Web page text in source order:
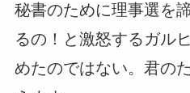
秘書のために理事選を
るの！と激怒するガル
めたのではない。君の